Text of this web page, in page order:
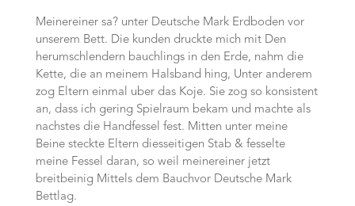
Meinereiner sa? unter Deutsche Mark Erdboden vor
unserem Bett. Die kunden druckte mich mit Den
herumschlendern bauchlings in den Erde, nahm die
Kette, die an meinem Halsband hing, Unter anderem
zog Eltern einmal uber das Koje. Sie zog so konsistent
an, dass ich gering Spielraum bekam und machte als
nachstes die Handfessel fest. Mitten unter meine
Beine steckte Eltern diesseitigen Stab & fesselte
meine Fessel daran, so weil meinereiner jetzt
breitbeinig Mittels dem Bauchvor Deutsche Mark
Bettlag.